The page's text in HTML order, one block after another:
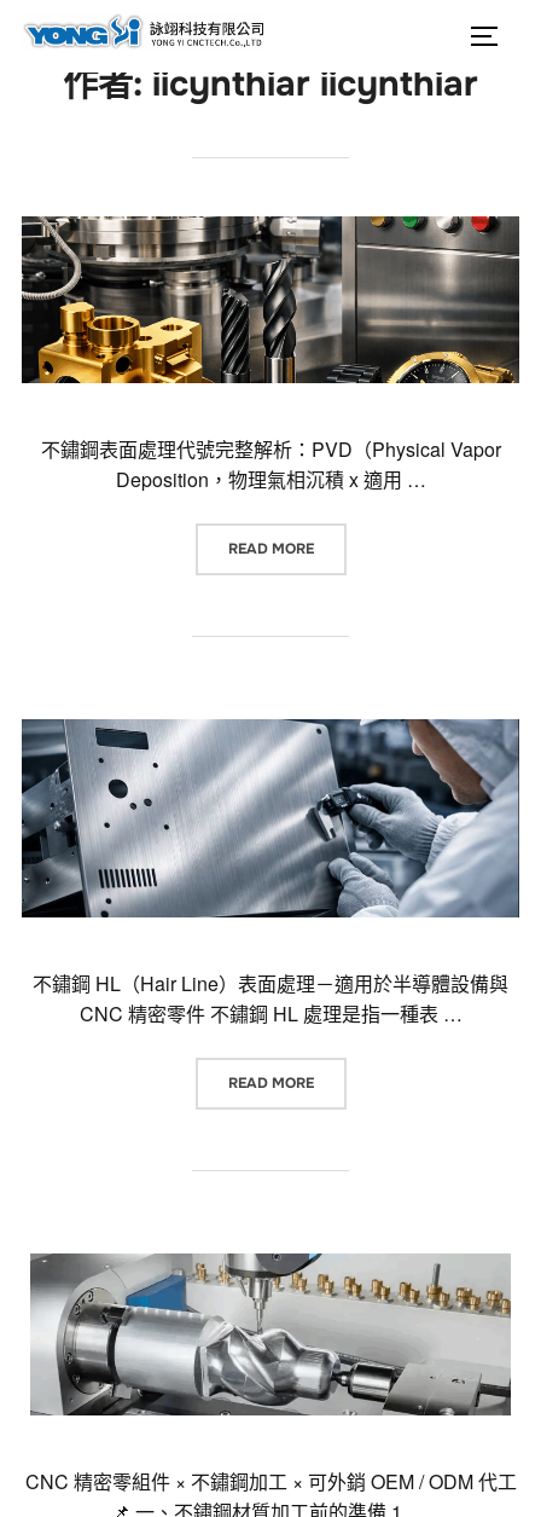
作者: iicynthiar iicynthiar
不鏽鋼表面處理代號完整解析：PVD（Physical Vapor
Deposition，物理氣相沉積 x 適用 …
READ MORE“不鏽鋼表面處理代號完整解析：
不鏽鋼 HL（Hair Line）表面處理－適用於半導體設備與
CNC 精密零件 不鏽鋼 HL 處理是指一種表 …
READ MORE“不鏽鋼 HL（HAIR LINE）表面處
CNC 精密零組件 × 不鏽鋼加工 × 可外銷 OEM / ODM 代工
📌 一、不鏽鋼材質加工前的準備 1. …